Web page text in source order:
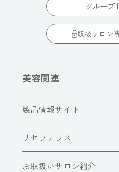
グループ
取扱サロン
美容関連
製品情報サイト
リセラテラス
お取扱いサロン紹介